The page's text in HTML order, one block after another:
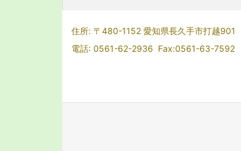
住所: 〒480-1152 愛知県長久手市打越901
電話: 0561-62-2936 Fax:0561-63-7592